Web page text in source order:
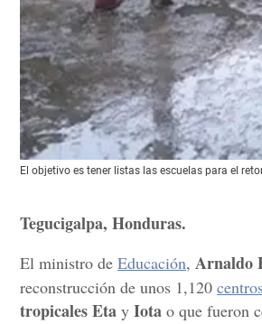
El objetivo es tener listas las escuelas para el
Tegucigalpa, Honduras.
El ministro de Educación, Arnaldo
reconstrucción de unos 1,120
tropicales Eta y Iota o que fueron